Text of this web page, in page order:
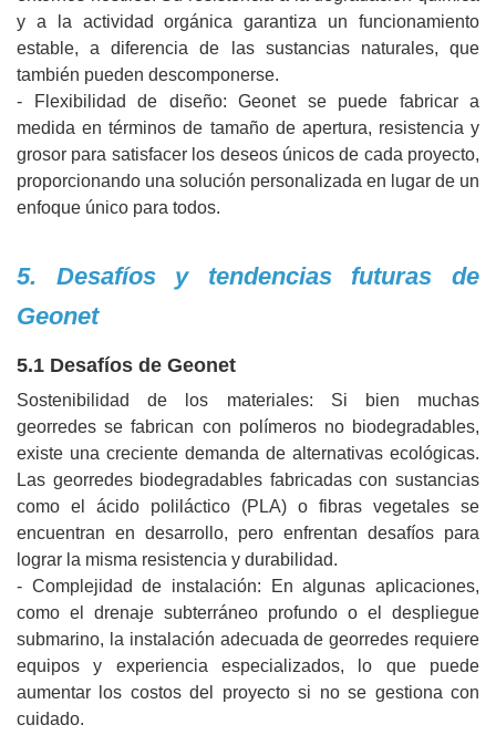
y a la actividad orgánica garantiza un funcionamiento
estable, a diferencia de las sustancias naturales, que
también pueden descomponerse.
- Flexibilidad de diseño: Geonet se puede fabricar a
medida en términos de tamaño de apertura, resistencia y
grosor para satisfacer los deseos únicos de cada proyecto,
proporcionando una solución personalizada en lugar de un
enfoque único para todos.
5. Desafíos y tendencias futuras de
Geonet
5.1 Desafíos de Geonet
Sostenibilidad de los materiales: Si bien muchas
georredes se fabrican con polímeros no biodegradables,
existe una creciente demanda de alternativas ecológicas.
Las georredes biodegradables fabricadas con sustancias
como el ácido poliláctico (PLA) o fibras vegetales se
encuentran en desarrollo, pero enfrentan desafíos para
lograr la misma resistencia y durabilidad.
- Complejidad de instalación: En algunas aplicaciones,
como el drenaje subterráneo profundo o el despliegue
submarino, la instalación adecuada de georredes requiere
equipos y experiencia especializados, lo que puede
aumentar los costos del proyecto si no se gestiona con
cuidado.